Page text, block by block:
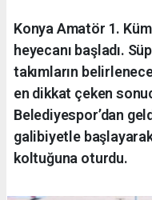
Konya Amatör 1.
heyecanı başladı.
takımların
en dikkat çeken
Belediyespor’dan
galibiyetle
koltuğuna oturdu.